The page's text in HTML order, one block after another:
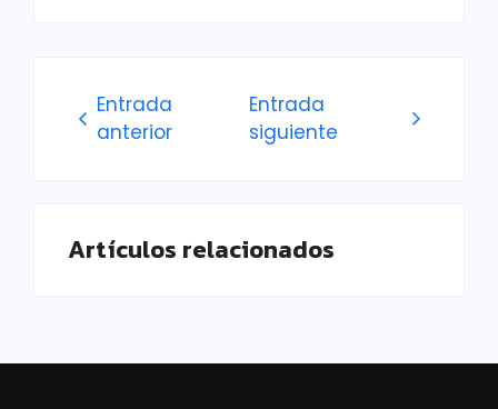
Entrada
anterior
Entrada
siguiente
Artículos relacionados